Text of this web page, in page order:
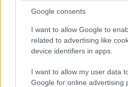
Google consents
I want to allow Google to
related to advertising like
device identifiers in apps.
I want to allow my user data
Google for online advertising
7 de julio
El 7 de julio de 1937 está
para comprender el inicio de